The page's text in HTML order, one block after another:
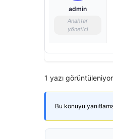
admin
Anahtar
yönetici
1 yazı
Bu konuyu